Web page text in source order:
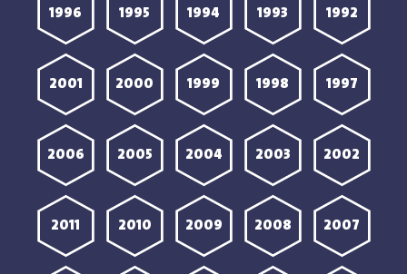
1992
1993
1994
1995
1996
1997
1998
1999
2000
2001
2002
2003
2004
2005
2006
2007
2008
2009
2010
2011